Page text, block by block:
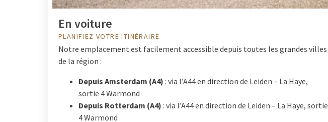
En voiture
PLANIFIEZ VOTRE ITINÉRAIRE
Notre emplacement est facilement accessible depuis toutes les grandes villes
de la région :
Depuis Amsterdam (A4) : via l’A44 en direction de Leiden – La Haye,
sortie 4 Warmond
Depuis Rotterdam (A4) : via l’A44 en direction de Leiden – La Haye, sortie
4 Warmond